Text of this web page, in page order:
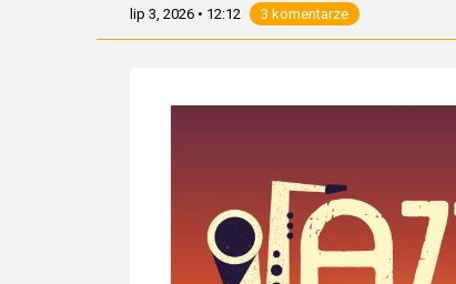
lip 3, 2026 • 12:12 3 komentarze